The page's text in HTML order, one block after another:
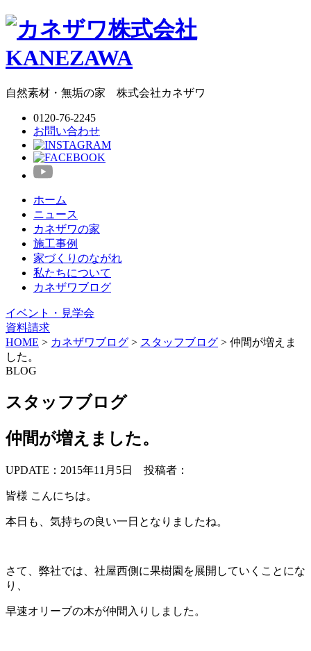
自然素材・無垢の家 株式会社カネザワ
0120-76-2245
お問い合わせ
ホーム
ニュース
カネザワの家
施工事例
家づくりのながれ
私たちについて
カネザワブログ
イベント・見学会
資料請求
HOME > カネザワブログ > スタッフブログ > 仲間が増えま
した。
BLOG
スタッフブログ
仲間が増えました。
UPDATE：2015年11月5日 投稿者：
皆様 こんにちは。
本日も、気持ちの良い一日となりましたね。
さて、弊社では、社屋西側に果樹園を展開していくことにな
り、
早速オリーブの木が仲間入りしました。